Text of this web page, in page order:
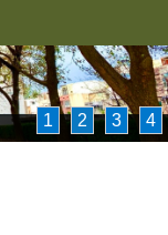
1 2 3 4